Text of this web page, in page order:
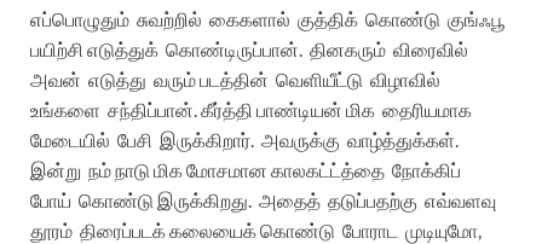
எப்பொழுதும் சுவற்றில் கைகளால் குத்திக் கொண்டு குங்ஃபூ
பயிற்சி எடுத்துக் கொண்டிருப்பான். தினகரும் விரைவில்
அவன் எடுத்து வரும்படத்தின் வெளியீட்டு விழாவில்
உங்களை சந்திப்பான்.கீர்த்தி பாண்டியன் மிக தைரியமாக
மேடையில் பேசி இருக்கிறார். அவருக்கு வாழ்த்துக்கள்.
இன்று நம்நாடு மிகமோசமான காலகட்ட்த்தை நோக்கிப்
போய் கொண்டு இருக்கிறது. அதைத் தடுப்பதற்கு எவ்வளவு
தூரம் திரைப்படக்கலையைக்கொண்டு போராட முடியுமோ,